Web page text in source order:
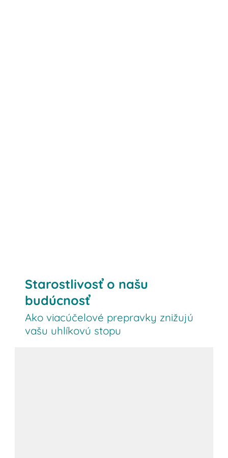
Starostlivosť o našu
budúcnosť
Ako viacúčelové prepravky znižujú
vašu uhlíkovú stopu